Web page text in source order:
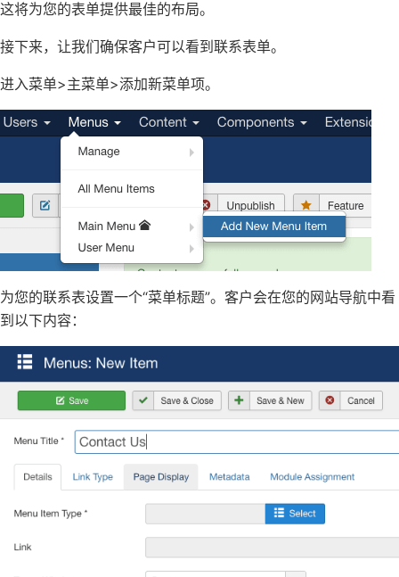
这将为您的表单提供最佳的布局。
接下来，让我们确保客户可以看到联系表单。
进入菜单>主菜单>添加新菜单项。
为您的联系表设置一个“菜单标题”。客户会在您的网站导航中看
到以下内容：